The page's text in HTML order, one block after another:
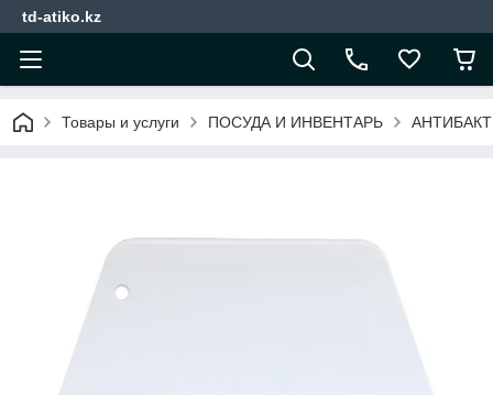
td-atiko.kz
Товары и услуги ПОСУДА И ИНВЕНТАРЬ